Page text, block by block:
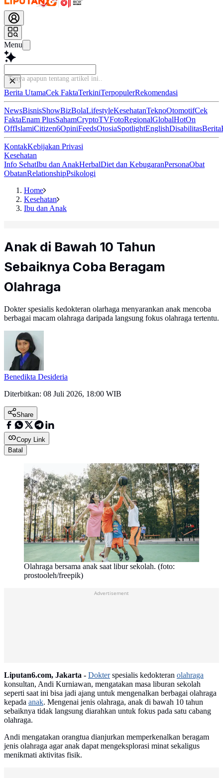
Menu
Tanya apapun tentang artikel ini..
Berita UtamaCek FaktaTerkiniTerpopulerRekomendasi
NewsBisnisShowBizBolaLifestyleKesehatanTeknoOtomotifCek
FaktaEnam PlusSahamCryptoTVFotoRegionalGlobalHotOn
OffIslamiCitizen6OpiniFeedsOtosiaSpotlightEnglishDisabilitasBerita
KontakKebijakan Privasi
Kesehatan
Info SehatIbu dan AnakHerbalDiet dan KebugaranPersonaObat
ObatanRelationshipPsikologi
Home
Kesehatan
Ibu dan Anak
Anak di Bawah 10 Tahun
Sebaiknya Coba Beragam
Olahraga
Dokter spesialis kedokteran olarhaga menyarankan anak mencoba
berbagai macam olahraga daripada langsung fokus olahraga tertentu.
Benedikta Desideria
Diterbitkan: 08 Juli 2026, 18:00 WIB
Share
Copy Link
Batal
Olahraga bersama anak saat libur sekolah. (foto:
prostooleh/freepik)
Advertisement
Liputan6.com, Jakarta - Dokterspesialis kedokteran olahraga
konsultan, Andi Kurniawan, mengatakan masa liburan sekolah
seperti saat ini bisa jadi ajang untuk mengenalkan berbagai olahraga
kepada anak. Mengenai jenis olahraga, anak di bawah 10 tahun
sebaiknya tidak langsung diarahkan untuk fokus pada satu cabang
olahraga.
Andi mengatakan orangtua dianjurkan memperkenalkan beragam
jenis olahraga agar anak dapat mengeksplorasi minat sekaligus
menikmati aktivitas fisik.